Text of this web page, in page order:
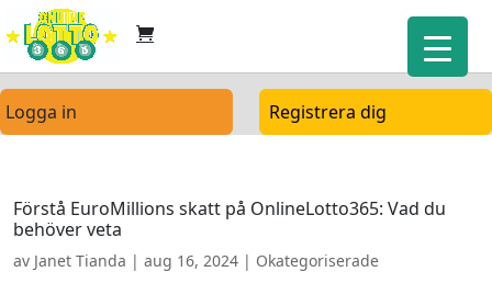
Logga in Registrera dig
Förstå EuroMillions skatt på OnlineLotto365: Vad du
behöver veta
av Janet Tianda | aug 16, 2024 | Okategoriserade